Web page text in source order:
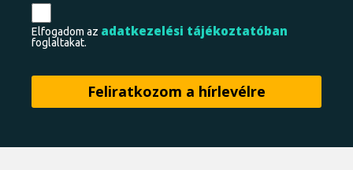
Elfogadom az adatkezelési tájékoztatóban
foglaltakat.